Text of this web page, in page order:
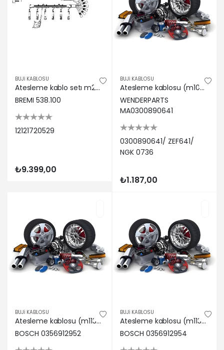
BUJİ KABLOSU
Atesleme kablo setı m20 e28 e30 e34 bremı 12121720529
BREMI 538.100
12121720529
₺9.399,00
BUJİ KABLOSU
Atesleme kablosu (m104, yarım set) w124 93>96 w140 91>98 w202 93>00 w210 95>03 0300890641/ ZEF641/ NGK 0736
WENDERPARTS
MA0300890641
0300890641/ ZEF641/
NGK 0736
₺1.187,00
BUJİ KABLOSU
Atesleme kablosu (m113) w202 97>00 c219 05>10 w210 97>02 w211 02>08 w163 98>05 w220 98>05 Bosch A1121500318
BOSCH 0356912952
BUJİ KABLOSU
Atesleme kablosu (m113) w202 97>00 c219 05>10 w210 97>02 w211 02>08 w163 98>05 w220 98>05 Bosch A1121500418
BOSCH 0356912954